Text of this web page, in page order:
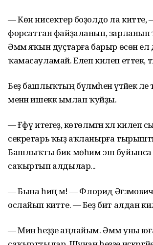
— Көн нисектер боҙолдо ла китте,
форсаттан файҙаланып,
Әммә яҡын дуҫтарға барыр өсөн ел
ҡамасауламай. Елеп килеп еттек,
Беҙ башлыҡтың бүлмәһенә үтәйек әле
менән ишеккә ымлап ҡуйҙы.
— Ғәфү итегеҙ, көтөлмәгән хәл килеп
секретарь ҡыҙ аҡланырға
Башлыҡты бик мөһим эш буйынса
саҡыртып алдылар...
— Бына һиңә мә! — Флорид
ослайып китте. — Беҙ бит алдан
— Мин һеҙҙе аңлайым. Әммә уны